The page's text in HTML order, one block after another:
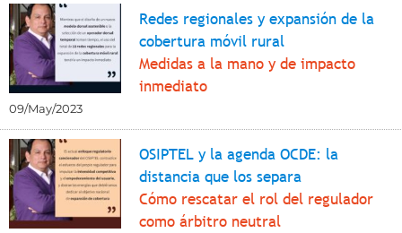
Redes regionales y expansión de la
cobertura móvil rural
Medidas a la mano y de impacto
inmediato
09/May/2023
OSIPTEL y la agenda OCDE: la
distancia que los separa
Cómo rescatar el rol del regulador
como árbitro neutral